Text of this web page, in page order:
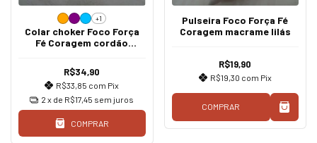
+1
Colar choker Foco Força
Fé Coragem cordão
R$34,90
R$33,85 com Pix
2 x de R$17,45 sem juros
COMPRAR
Pulseira Foco Força Fé
Coragem macrame lilás
R$19,90
R$19,30 com Pix
COMPRAR